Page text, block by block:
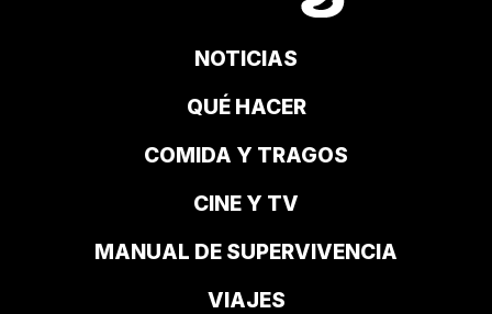
NOTICIAS
QUÉ HACER
COMIDA Y TRAGOS
CINE Y TV
MANUAL DE SUPERVIVENCIA
VIAJES